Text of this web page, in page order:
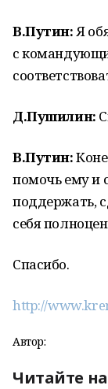
В.Путин:Я
с
Д.Пушилин:
В.Путин:
помочь ему и
поддержать,
себя
Спасибо.
http://
Автор:
Читайте